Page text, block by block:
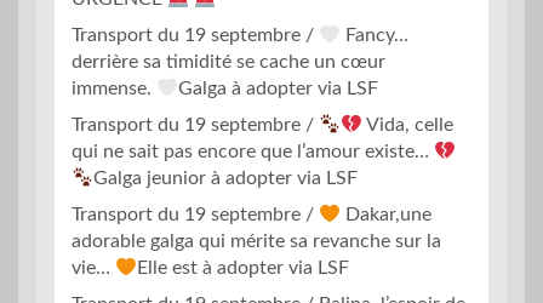
Transport du 19 septembre /
Fancy…
derrière sa timidité se cache un cœur
immense.
Galga à adopter via LSF
Transport du 19 septembre /
Vida, celle
qui ne sait pas encore que l’amour existe…
Galga jeunior à adopter via LSF
Transport du 19 septembre /
Dakar,une
adorable galga qui mérite sa revanche sur la
vie…
Elle est à adopter via LSF